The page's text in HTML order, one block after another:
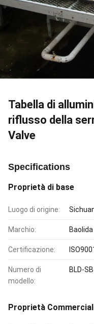
Tabella di
riflusso della
Valve
Specifications
Proprietà di base
Luogo di origine:
Marchio: Baolida
Certificazione:
Numero di
modello:
BLD-
Proprietà